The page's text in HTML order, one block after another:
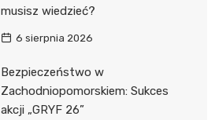
musisz wiedzieć?
6 sierpnia 2026
Bezpieczeństwo w
Zachodniopomorskiem: Sukces
akcji „GRYF 26”